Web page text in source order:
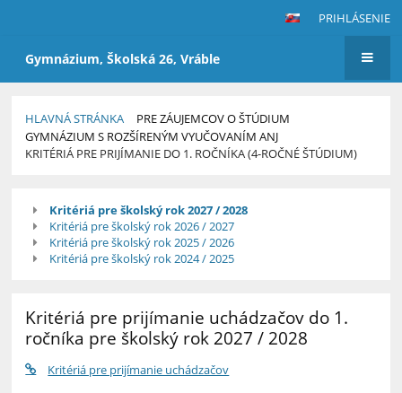
PRIHLÁSENIE
Gymnázium, Školská 26, Vráble
HLAVNÁ STRÁNKA
PRE ZÁUJEMCOV O ŠTÚDIUM
GYMNÁZIUM S ROZŠÍRENÝM VYUČOVANÍM ANJ
KRITÉRIÁ PRE PRIJÍMANIE DO 1. ROČNÍKA (4-ROČNÉ ŠTÚDIUM)
Kritériá
pre
prijímanie
do
ročníka
(4-
ročné
štúdium)
Kritériá pre školský rok 2027 / 2028
Kritériá pre školský rok 2026 / 2027
Kritériá pre školský rok 2025 / 2026
Kritériá pre školský rok 2024 / 2025
Kritériá pre prijímanie uchádzačov do 1.
ročníka pre školský rok 2027 / 2028
Kritériá pre prijímanie uchádzačov